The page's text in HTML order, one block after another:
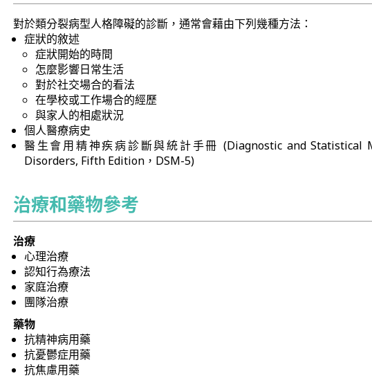
對於類分裂病型人格障礙的診斷，通常會藉由下列幾種方法：
症狀的敘述
症狀開始的時間
怎麼影響日常生活
對於社交場合的看法
在學校或工作場合的經歷
與家人的相處狀況
個人醫療病史
醫生會用精神疾病診斷與統計手冊 (Diagnostic and Statistical
Disorders, Fifth Edition，DSM-5)
治療和藥物參考
治療
心理治療
認知行為療法
家庭治療
團隊治療
藥物
抗精神病用藥
抗憂鬱症用藥
抗焦慮用藥